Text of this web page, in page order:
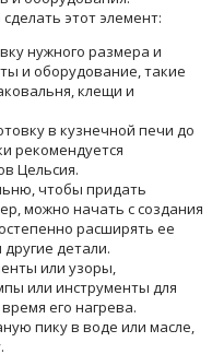
этот элемент:
нужного размера и
и оборудование, такие
клещи и
в кузнечной печи до
рекомендуется
Цельсия.
чтобы придать
можно начать с создания
расширять ее
детали.
или узоры,
или инструменты для
его нагрева.
пику в воде или масле,